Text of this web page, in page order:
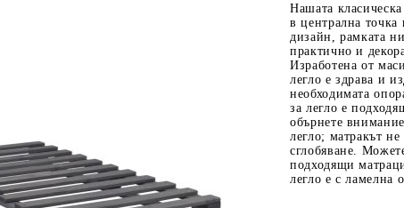
Нашата
в централна точка
дизайн, рамката
практично и
Изработена от
легло е здрава и
необходимата
за легло е
обърнете
легло; матракът
сглобяване.
подходящи
легло е с ламелна